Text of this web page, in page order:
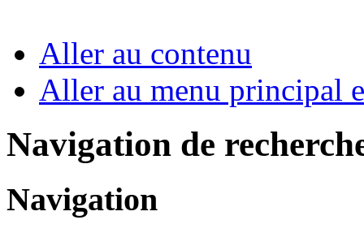
Aller au contenu
Aller au menu principal
Navigation de
Navigation